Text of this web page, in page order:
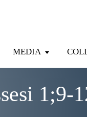
MEDIA
1;9-